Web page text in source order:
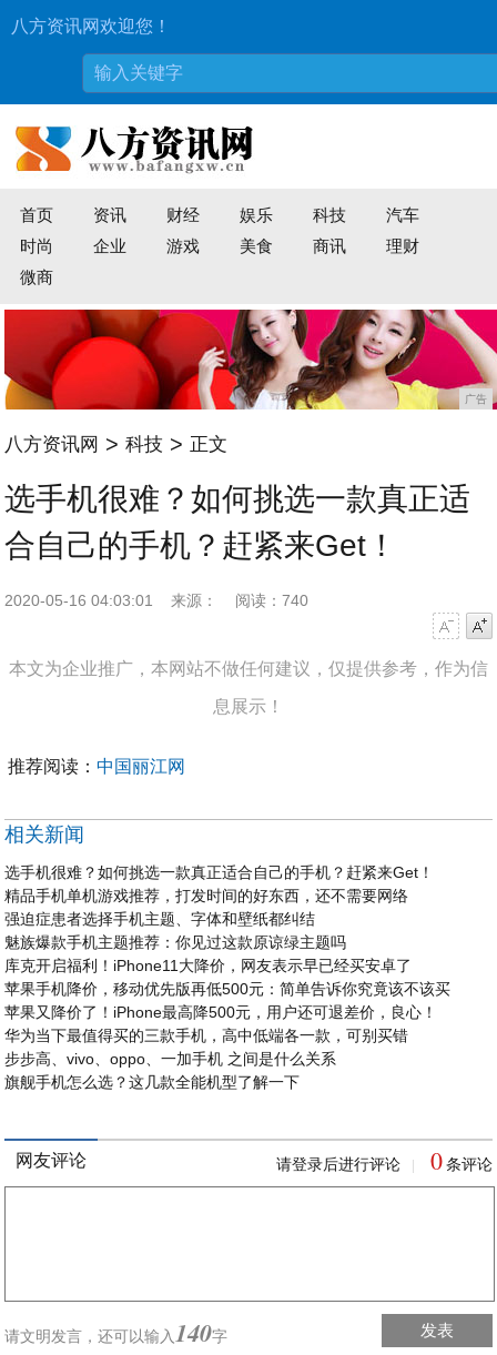
八方资讯网欢迎您！
首页 资讯 财经 娱乐 科技
汽车
时尚
企业 游戏 美食 商讯
理财
微商
广告
八方资讯网 > 科技 > 正文
选手机很难？如何挑选一款真正适
合自己的手机？赶紧来Get！
2020-05-16 04:03:01 来源：
阅读：740
本文为企业推广，本网站不做任何建议，仅提供参考，作为信
息展示！
推荐阅读：中国丽江网
相关新闻
选手机很难？如何挑选一款真正适合自己的手机？赶紧来Get！
精品手机单机游戏推荐，打发时间的好东西，还不需要网络
强迫症患者选择手机主题、字体和壁纸都纠结
魅族爆款手机主题推荐：你见过这款原谅绿主题吗
库克开启福利！iPhone11大降价，网友表示早已经买安卓了
苹果手机降价，移动优先版再低500元：简单告诉你究竟该不该买
苹果又降价了！iPhone最高降500元，用户还可退差价，良心！
华为当下最值得买的三款手机，高中低端各一款，可别买错
步步高、vivo、oppo、一加手机 之间是什么关系
旗舰手机怎么选？这几款全能机型了解一下
网友评论 请登录后进行评论 0 条评论
请文明发言，还可以输入 140字 发表